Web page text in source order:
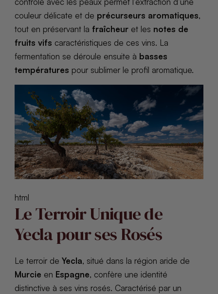
couleur délicate et de précurseurs aromatiques,
tout en préservant la fraîcheur et les notes de
fruits vifs caractéristiques de ces vins. La
fermentation se déroule ensuite à basses
températures pour sublimer le profil aromatique.
html
Le Terroir Unique de
Yecla pour ses Rosés
Le terroir de Yecla, situé dans la région aride de
Murcie en Espagne, confère une identité
distinctive à ses vins rosés. Caractérisé par un